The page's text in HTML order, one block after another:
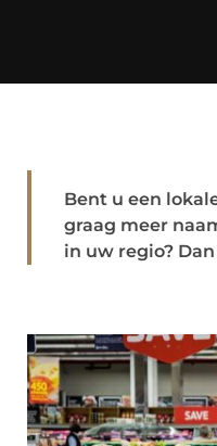
Bent u een
graag meer
in uw regio?